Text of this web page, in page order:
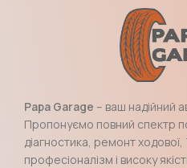
Papa Garage – ваш надійний
Пропонуємо повний спектр
діагностика, ремонт
професіоналізм і високу